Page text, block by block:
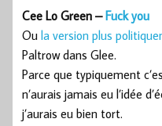
Cee Lo Green –Fuck you
Ou la version plus
Paltrow dans Glee.
Parce que typiquement
n’aurais jamais eu l’idée
j’aurais eu bien tort.